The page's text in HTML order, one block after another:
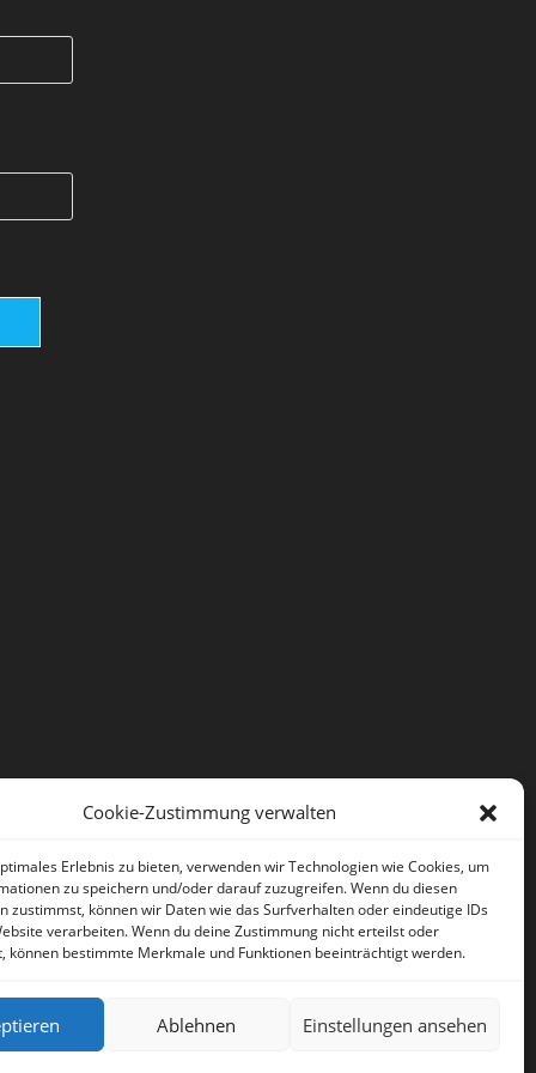
Cookie-Zustimmung verwalten
Erlebnis zu bieten, verwenden wir Technologien wie Cookies, um
zu speichern und/oder darauf zuzugreifen. Wenn du diesen
zustimmst, können wir Daten wie das Surfverhalten oder eindeutige IDs
verarbeiten. Wenn du deine Zustimmung nicht erteilst oder
können bestimmte Merkmale und Funktionen beeinträchtigt werden.
Ablehnen Einstellungen ansehen